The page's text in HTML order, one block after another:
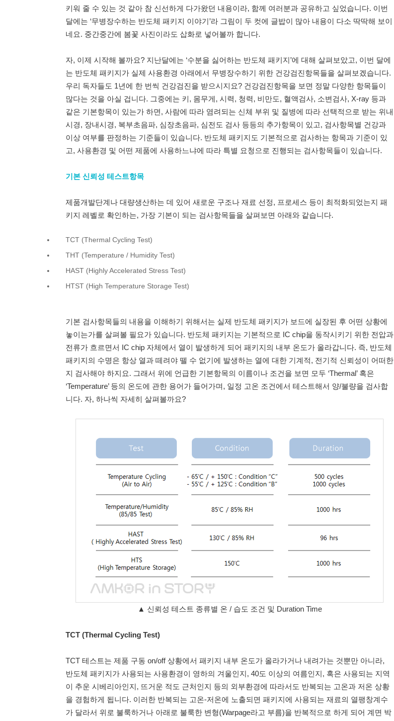
키워 줄 수 있는 것 같아 참 신선하게 다가왔던 내용이라, 함께 여러분과 공유하고 싶었습니다. 이번
달에는 ‘무병장수하는 반도체 패키지 이야기’라 그림이 두 컷에 글밥이 많아 내용이 다소 딱딱해 보이
네요. 중간중간에 봄꽃 사진이라도 삽화로 넣어볼까 합니다.
자, 이제 시작해 볼까요? 지난달에는 ‘수분을 싫어하는 반도체 패키지’에 대해 살펴보았고, 이번 달에
는 반도체 패키지가 실제 사용환경 아래에서 무병장수하기 위한 건강검진항목들을 살펴보겠습니다.
우리 독자들도 1년에 한 번씩 건강검진을 받으시지요? 건강검진항목을 보면 정말 다양한 항목들이
많다는 것을 아실 겁니다. 그중에는 키, 몸무게, 시력, 청력, 비만도, 혈액검사, 소변검사, X-ray 등과
같은 기본항목이 있는가 하면, 사람에 따라 염려되는 신체 부위 및 질병에 따라 선택적으로 받는 위내
시경, 장내시경, 복부초음파, 심장초음파, 심전도 검사 등등의 추가항목이 있고, 검사항목별 건강과
이상 여부를 판정하는 기준들이 있습니다. 반도체 패키지도 기본적으로 검사하는 항목과 기준이 있
고, 사용환경 및 어떤 제품에 사용하느냐에 따라 특별 요청으로 진행되는 검사항목들이 있습니다.
기본 신뢰성 테스트항목
제품개발단계나 대량생산하는 데 있어 새로운 구조나 재료 선정, 프로세스 등이 최적화되었는지 패
키지 레벨로 확인하는, 가장 기본이 되는 검사항목들을 살펴보면 아래와 같습니다.
TCT (Thermal Cycling Test)
THT (Temperature / Humidity Test)
HAST (Highly Accelerated Stress Test)
HTST (High Temperature Storage Test)
기본 검사항목들의 내용을 이해하기 위해서는 실제 반도체 패키지가 보드에 실장된 후 어떤 상황에
놓이는가를 살펴볼 필요가 있습니다. 반도체 패키지는 기본적으로 IC chip을 동작시키기 위한 전압과
전류가 흐르면서 IC chip 자체에서 열이 발생하게 되어 패키지의 내부 온도가 올라갑니다. 즉, 반도체
패키지의 수명은 항상 열과 떼려야 뗄 수 없기에 발생하는 열에 대한 기계적, 전기적 신뢰성이 어떠한
지 검사해야 하지요. 그래서 위에 언급한 기본항목의 이름이나 조건을 보면 모두 ‘Thermal’ 혹은
‘Temperature’ 등의 온도에 관한 용어가 들어가며, 일정 고온 조건에서 테스트해서 양/불량을 검사합
니다. 자, 하나씩 자세히 살펴볼까요?
▲ 신뢰성 테스트 종류별 온 / 습도 조건 및 Duration Time
TCT (Thermal Cycling Test)
TCT 테스트는 제품 구동 on/off 상황에서 패키지 내부 온도가 올라가거나 내려가는 것뿐만 아니라,
반도체 패키지가 사용되는 사용환경이 영하의 겨울인지, 40도 이상의 여름인지, 혹은 사용되는 지역
이 추운 시베리아인지, 뜨거운 적도 근처인지 등의 외부환경에 따라서도 반복되는 고온과 저온 상황
을 경험하게 됩니다. 이러한 반복되는 고온-저온에 노출되면 패키지에 사용되는 재료의 열팽창계수
가 달라서 위로 불룩하거나 아래로 불룩한 변형(Warpage라고 부름)을 반복적으로 하게 되어 계면 박